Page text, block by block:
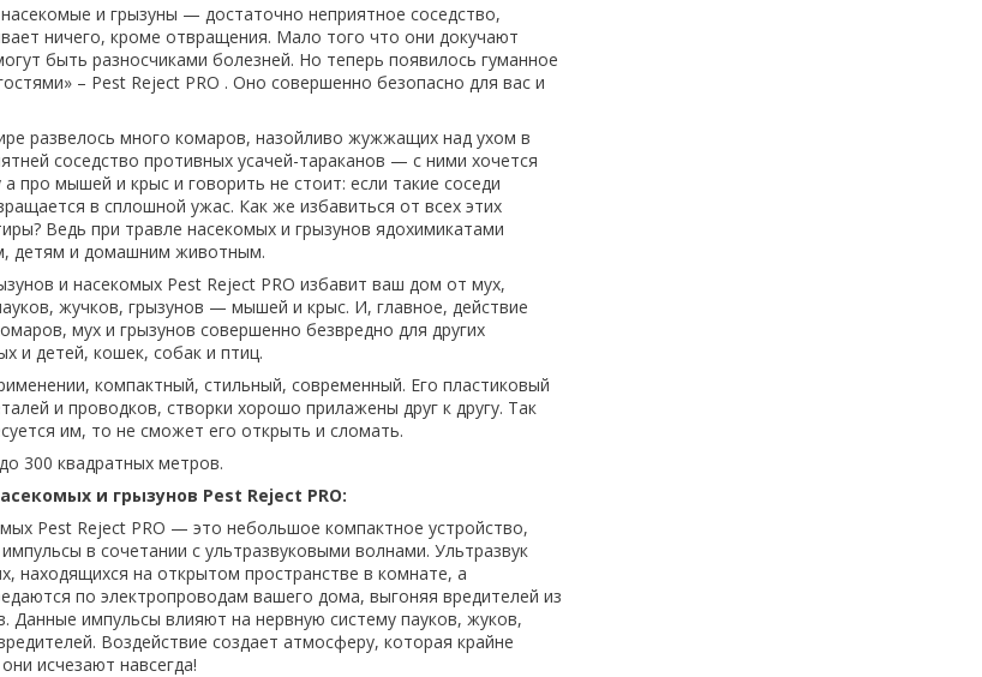
и грызуны — достаточно неприятное соседство,
ничего, кроме отвращения. Мало того что они докучают
быть разносчиками болезней. Но теперь появилось гуманное
– Pest Reject PRO . Оно совершенно безопасно для вас и
развелось много комаров, назойливо жужжащих над ухом в
соседство противных усачей-тараканов — с ними хочется
про мышей и крыс и говорить не стоит: если такие соседи
в сплошной ужас. Как же избавиться от всех этих
Ведь при травле насекомых и грызунов ядохимикатами
детям и домашним животным.
и насекомых Pest Reject PRO избавит ваш дом от мух,
жучков, грызунов — мышей и крыс. И, главное, действие
мух и грызунов совершенно безвредно для других
и детей, кошек, собак и птиц.
компактный, стильный, современный. Его пластиковый
и проводков, створки хорошо прилажены друг к другу. Так
им, то не сможет его открыть и сломать.
300 квадратных метров.
и грызунов Pest Reject PRO:
Pest Reject PRO — это небольшое компактное устройство,
в сочетании с ультразвуковыми волнами. Ультразвук
находящихся на открытом пространстве в комнате, а
по электропроводам вашего дома, выгоняя вредителей из
Данные импульсы влияют на нервную систему пауков, жуков,
Воздействие создает атмосферу, которая крайне
исчезают навсегда!